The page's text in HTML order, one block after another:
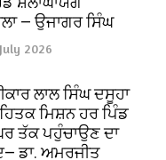
— ਉਜਾਗਰ ਸਿੰਘ
2026
ਲਾਲ ਸਿੰਘ ਦਸੂਹਾ
ਮਿਸ਼ਨ ਹਰ ਪਿੰਡ
ਤੱਕ ਪਹੁੰਚਾਉਣ ਦਾ
ਡਾ. ਅਮਰਜੀਤ